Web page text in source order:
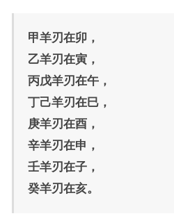
甲羊刃在卯，
乙羊刃在寅，
丙戊羊刃在午，
丁己羊刃在巳，
庚羊刃在酉，
辛羊刃在申，
壬羊刃在子，
癸羊刃在亥。